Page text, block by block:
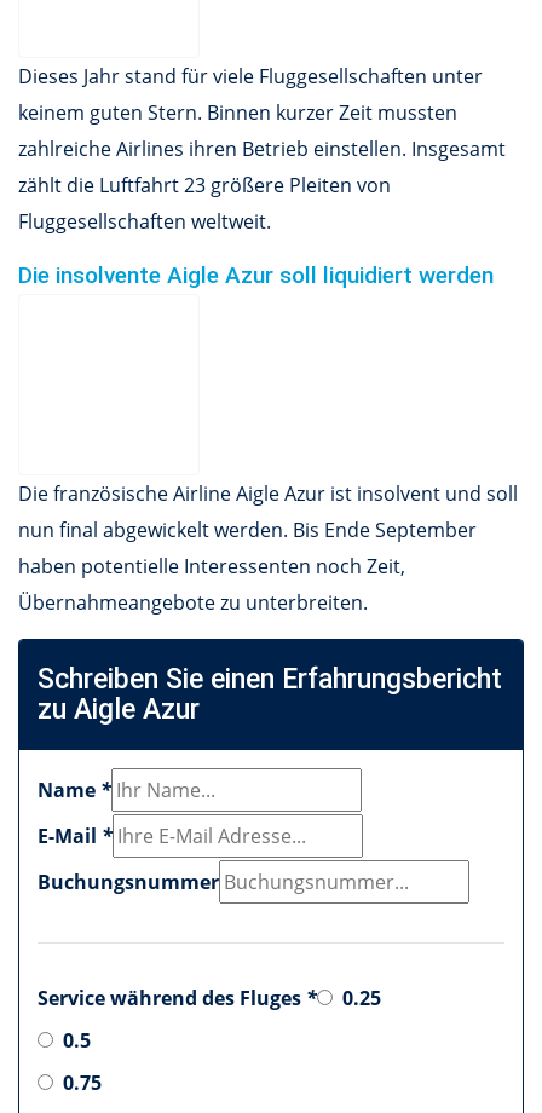
Dieses Jahr stand für viele Fluggesellschaften unter
keinem guten Stern. Binnen kurzer Zeit mussten
zahlreiche Airlines ihren Betrieb einstellen. Insgesamt
zählt die Luftfahrt 23 größere Pleiten von
Fluggesellschaften weltweit.
Die insolvente Aigle Azur soll liquidiert werden
Die französische Airline Aigle Azur ist insolvent und soll
nun final abgewickelt werden. Bis Ende September
haben potentielle Interessenten noch Zeit,
Übernahmeangebote zu unterbreiten.
Schreiben Sie einen Erfahrungsbericht
zu Aigle Azur
Name *
E-Mail *
Buchungsnummer
Service während des Fluges *
0.25
0.5
0.75